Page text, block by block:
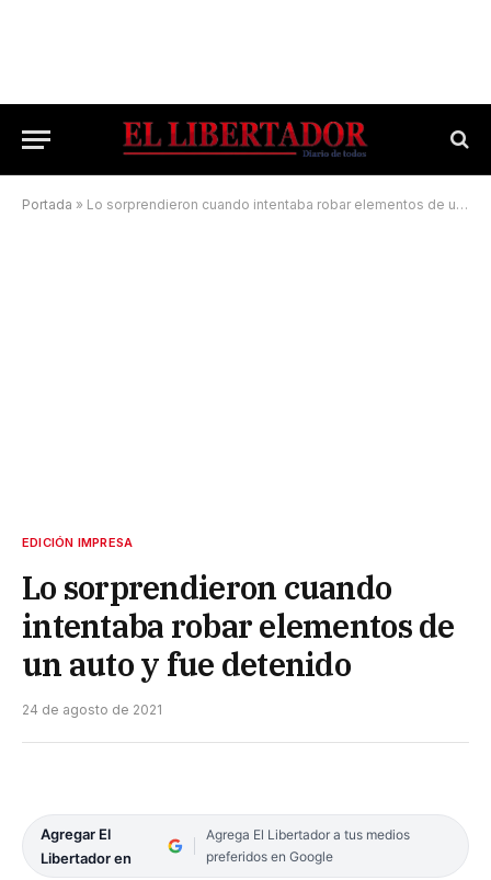
Portada » Lo sorprendieron cuando intentaba robar elementos de un auto y fue detenido
EDICIÓN IMPRESA
Lo sorprendieron cuando
intentaba robar elementos de
un auto y fue detenido
24 de agosto de 2021
Agregar El
Libertador en
Agrega El Libertador a tus medios
preferidos en Google